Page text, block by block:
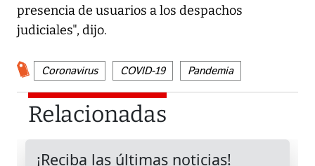
presencia de usuarios a los despachos
judiciales", dijo.
Coronavirus COVID-19 Pandemia
Relacionadas